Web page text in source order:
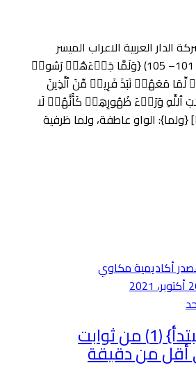
الدار العربية الاعراب الميسر
لسورة البقرة (الآيات 101– 105) {وَلَمَّا جَاۤءَهُمۡ رَسُولࣱ
مَعَهُمۡ نَبَذَ فَرِیقࣱ مِّنَ ٱلَّذِینَ
ٱللَّهِ وَرَاۤءَ ظُهُورِهِمۡ كَأَنَّهُمۡ لَا
یَعۡلَمُونَ} [البقرة ١٠١] {ولما}: الواو عاطفة، ولما ظرفية
أكاديمية مكاوي
2021
{ثوابت المبتدأ} (1) من ثوابت
أقل من دقيقة